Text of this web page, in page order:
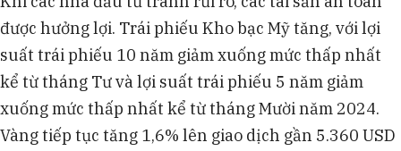
được hưởng lợi. Trái phiếu Kho bạc Mỹ tăng, với lợi
suất trái phiếu 10 năm giảm xuống mức thấp nhất
kể từ tháng Tư và lợi suất trái phiếu 5 năm giảm
xuống mức thấp nhất kể từ tháng Mười năm 2024.
Vàng tiếp tục tăng 1,6% lên giao dịch gần 5.360 USD